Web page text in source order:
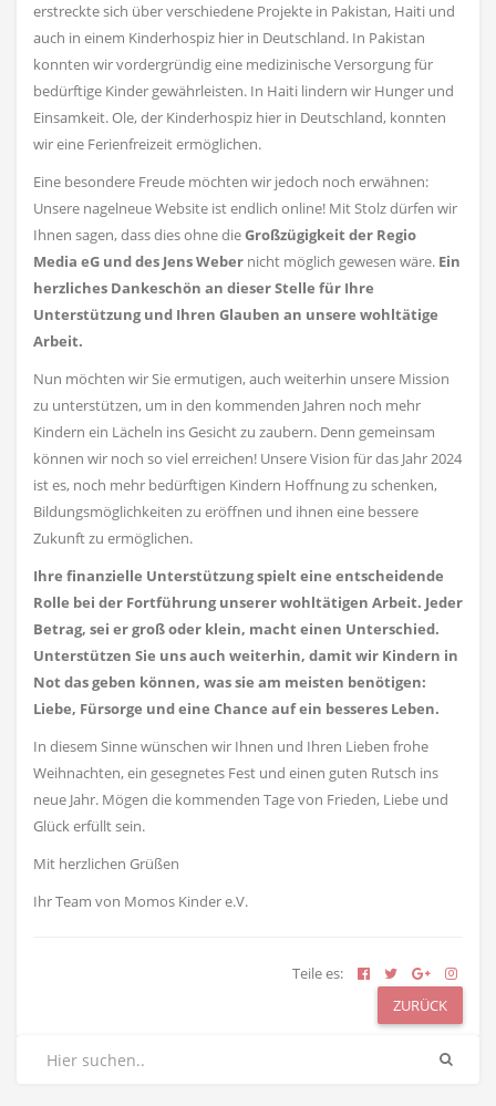
erstreckte sich über verschiedene Projekte in Pakistan, Haiti und
auch in einem Kinderhospiz hier in Deutschland. In Pakistan
konnten wir vordergründig eine medizinische Versorgung für
bedürftige Kinder gewährleisten. In Haiti lindern wir Hunger und
Einsamkeit. Ole, der Kinderhospiz hier in Deutschland, konnten
wir eine Ferienfreizeit ermöglichen.
Eine besondere Freude möchten wir jedoch noch erwähnen:
Unsere nagelneue Website ist endlich online! Mit Stolz dürfen wir
Ihnen sagen, dass dies ohne dieGroßzügigkeit der Regio
Media eG und des Jens Weber nicht möglich gewesen wäre. Ein
herzliches Dankeschön an dieser Stelle für Ihre
Unterstützung und Ihren Glauben an unsere wohltätige
Arbeit.
Nun möchten wir Sie ermutigen, auch weiterhin unsere Mission
zu unterstützen, um in den kommenden Jahren noch mehr
Kindern ein Lächeln ins Gesicht zu zaubern. Denn gemeinsam
können wir noch so viel erreichen! Unsere Vision für das Jahr 2024
ist es, noch mehr bedürftigen Kindern Hoffnung zu schenken,
Bildungsmöglichkeiten zu eröffnen und ihnen eine bessere
Zukunft zu ermöglichen.
Ihre finanzielle Unterstützung spielt eine entscheidende
Rolle bei der Fortführung unserer wohltätigen Arbeit. Jeder
Betrag, sei er groß oder klein, macht einen Unterschied.
Unterstützen Sie uns auch weiterhin, damit wir Kindern in
Not das geben können, was sie am meisten benötigen:
Liebe, Fürsorge und eine Chance auf ein besseres Leben.
In diesem Sinne wünschen wir Ihnen und Ihren Lieben frohe
Weihnachten, ein gesegnetes Fest und einen guten Rutsch ins
neue Jahr. Mögen die kommenden Tage von Frieden, Liebe und
Glück erfüllt sein.
Mit herzlichen Grüßen
Ihr Team von Momos Kinder e.V.
Teile es:
ZURÜCK